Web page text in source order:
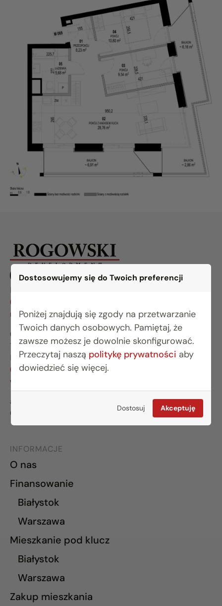
Dostosowujemy się do Twoich preferencji
Poniżej znajdują się zgody na przetwarzanie
Twoich danych osobowych. Pamiętaj, że
zawsze możesz je dowolnie skonfigurować.
Przeczytaj naszą politykę prywatności aby
dowiedzieć się więcej.
Dostosuj Akceptuję
BIURO BIAŁYSTOK
(85) 749 99 09
mieszkania@rogowskidevelopment.pl
ul. Legionowa 28 lok. 202
15-281 Białystok
BIURO WARSZAWA
(22) 642 03 55
warszawa@rogowskidevelopment.pl
al. Wilanowska 67E lok. U5
02-765 Warszawa
INFORMACJE
O nas
Finansowanie
Białystok
Warszawa
Mieszkanie pod klucz
Białystok
Warszawa
Zakup mieszkania